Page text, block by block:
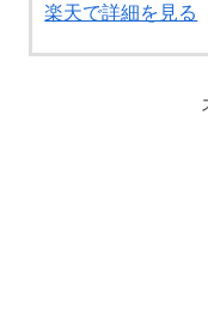
楽天で詳細を見る